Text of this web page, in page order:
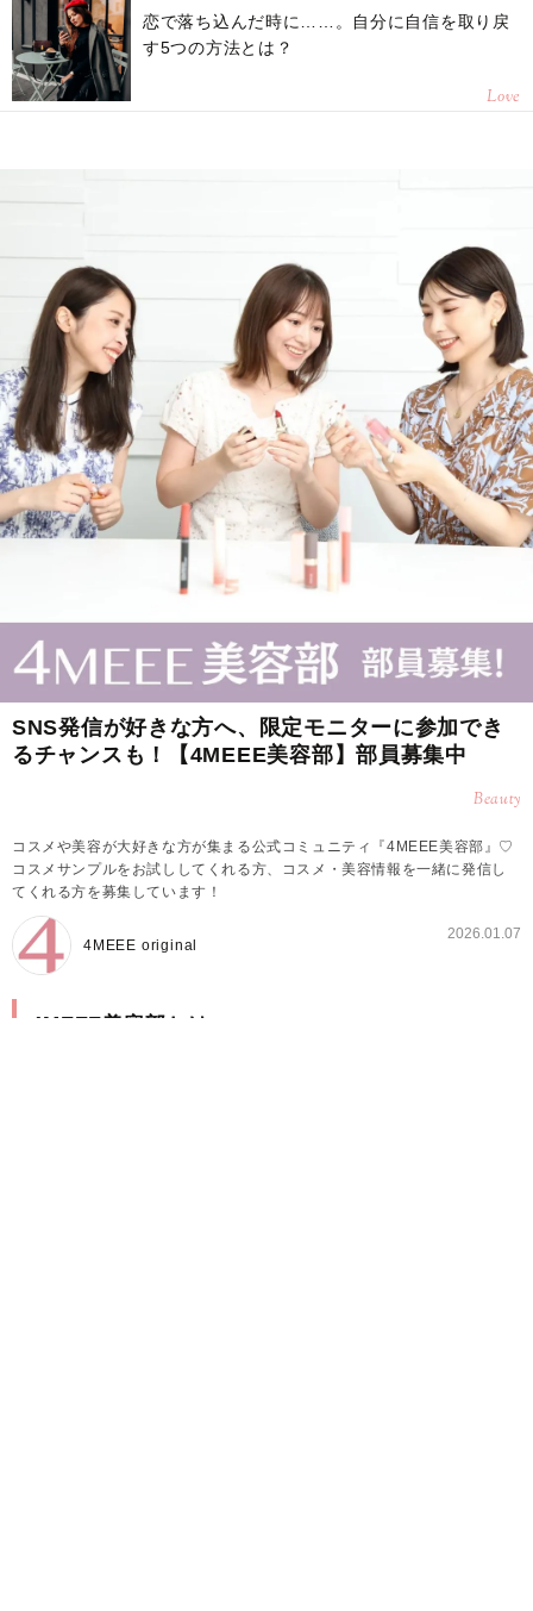
恋で落ち込んだ時に……。自分に自信を取り戻
す5つの方法とは？
Love
SNS発信が好きな方へ、限定モニターに参加でき
るチャンスも！【4MEEE美容部】部員募集中
Beauty
コスメや美容が大好きな方が集まる公式コミュニティ『4MEEE美容部』♡
コスメサンプルをお試ししてくれる方、コスメ・美容情報を一緒に発信し
てくれる方を募集しています！
4MEEE original
2026.01.07
4MEEE美容部とは